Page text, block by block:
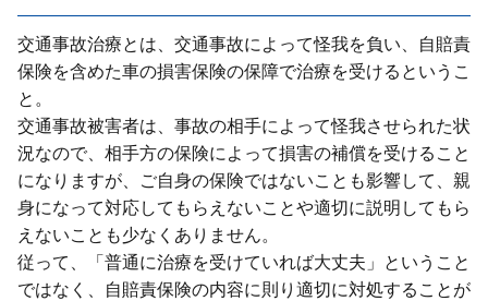
交通事故治療とは、交通事故によって怪我を負い、⾃賠責
保険を含めた⾞の損害保険の保障で治療を受けるというこ
と。
交通事故被害者は、事故の相⼿によって怪我させられた状
況なので、相⼿⽅の保険によって損害の補償を受けること
になりますが、ご⾃⾝の保険ではないことも影響して、親
⾝になって対応してもらえないことや適切に説明してもら
えないことも少なくありません。
従って、「普通に治療を受けていれば⼤丈夫」ということ
ではなく、⾃賠責保険の内容に則り適切に対処することが